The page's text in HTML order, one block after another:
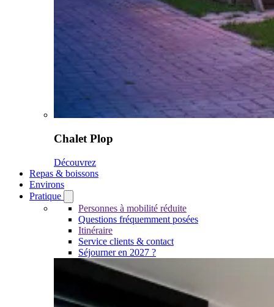
Chalet Plop
Découvrez
Repas & boissons
Environs
Pratique
Pratique
submenu
Personnes à mobilité réduite
Questions fréquemment posées
Itinéraire
Service clients & contact
Séjourner en 2027 ?